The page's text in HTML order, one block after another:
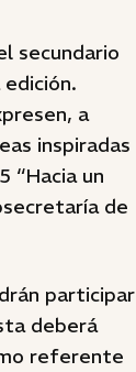
secundario
a
inspiradas
“Hacia un
de
participar
deberá
referente